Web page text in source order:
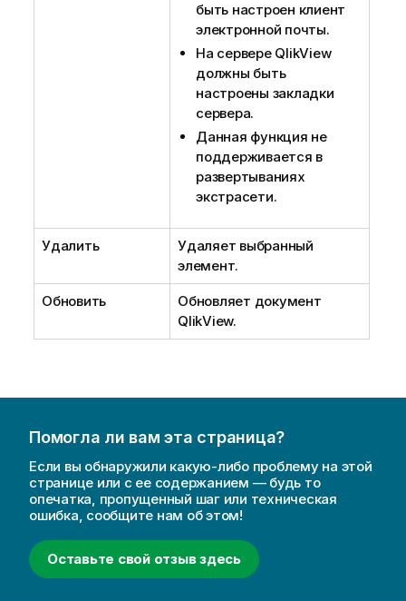
быть настроен клиент
электронной почты.
На сервере QlikView
должны быть
настроены закладки
сервера.
Данная функция не
поддерживается в
развертываниях
экстрасети.
Удалить
Удаляет выбранный
элемент.
Обновить
Обновляет документ
QlikView.
Помогла ли вам эта страница?
Если вы обнаружили какую-либо проблему на этой
странице или с ее содержанием — будь то
опечатка, пропущенный шаг или техническая
ошибка, сообщите нам об этом!
Оставьте свой отзыв здесь